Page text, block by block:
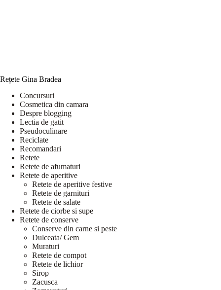
Rețete Gina Bradea
Concursuri
Cosmetica din camara
Despre blogging
Lectia de gatit
Pseudoculinare
Reciclate
Recomandari
Retete
Retete de afumaturi
Retete de aperitive
Retete de aperitive festive
Retete de garnituri
Retete de salate
Retete de ciorbe si supe
Retete de conserve
Conserve din carne si peste
Dulceata/ Gem
Muraturi
Retete de compot
Retete de lichior
Sirop
Zacusca